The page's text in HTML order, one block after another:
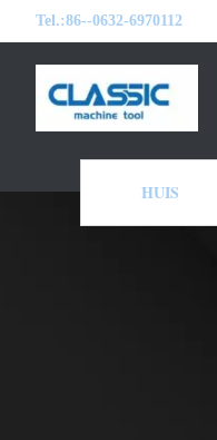
Tel.:86--0632-6970112
HUIS